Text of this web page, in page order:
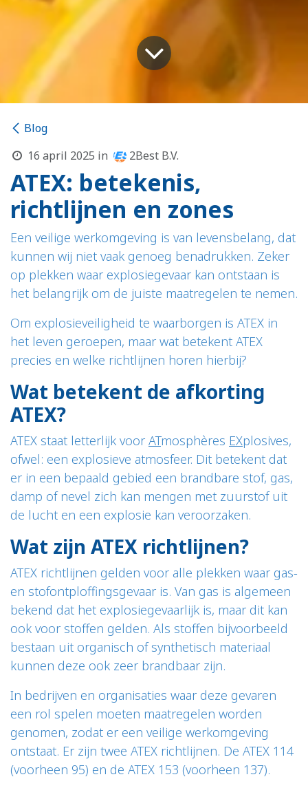
Blog
16 april 2025 in 2Best B.V.
ATEX: betekenis,
richtlijnen en zones
Een veilige werkomgeving is van levensbelang, dat
kunnen wij niet vaak genoeg benadrukken. Zeker
op plekken waar explosiegevaar kan ontstaan is
het belangrijk om de juiste maatregelen te nemen.
Om explosieveiligheid te waarborgen is ATEX in
het leven geroepen, maar wat betekent ATEX
precies en welke richtlijnen horen hierbij?
Wat betekent de afkorting
ATEX?
ATEX staat letterlijk voor ATmosphères EXplosives,
ofwel: een explosieve atmosfeer. Dit betekent dat
er in een bepaald gebied een brandbare stof, gas,
damp of nevel zich kan mengen met zuurstof uit
de lucht en een explosie kan veroorzaken.
Wat zijn ATEX richtlijnen?
ATEX richtlijnen gelden voor alle plekken waar gas-
en stofontploffingsgevaar is. Van gas is algemeen
bekend dat het explosiegevaarlijk is, maar dit kan
ook voor stoffen gelden. Als stoffen bijvoorbeeld
bestaan uit organisch of synthetisch materiaal
kunnen deze ook zeer brandbaar zijn.
In bedrijven en organisaties waar deze gevaren
een rol spelen moeten maatregelen worden
genomen, zodat er een veilige werkomgeving
ontstaat. Er zijn twee ATEX richtlijnen. De ATEX 114
(voorheen 95) en de ATEX 153 (voorheen 137).